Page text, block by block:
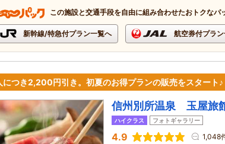
この施設と交通手段を自由に組み合わせたおトクなパ
新幹線/特急付プラン一覧へ 航空券付プラ
につき2,200円引き。初夏のお得プランの販売をスタート♪
信州別所温泉 玉屋旅
ハイクラス フォトギャラリー
4.9 1,048